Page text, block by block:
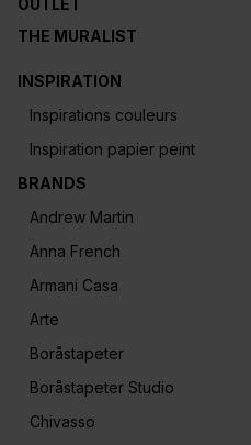
OUTLET
THE MURALIST
INSPIRATION
Inspirations couleurs
Inspiration papier peint
BRANDS
Andrew Martin
Anna French
Armani Casa
Arte
Boråstapeter
Boråstapeter Studio
Chivasso